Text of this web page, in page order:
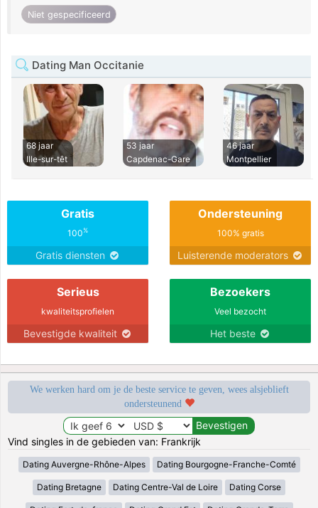
Niet gespecificeerd
Dating Man Occitanie
68 jaar
Ille-sur-têt
53 jaar
Capdenac-Gare
46 jaar
Montpellier
Gratis
100%
Gratis diensten
Ondersteuning
100% gratis
Luisterende moderators
Serieus
kwaliteitsprofielen
Bevestigde kwaliteit
Bezoekers
Veel bezocht
Het beste
We werken hard om je de beste service te geven, wees alsjeblieft
ondersteunend
Vind singles in de gebieden van: Frankrijk
Dating Auvergne-Rhône-Alpes Dating Bourgogne-Franche-Comté
Dating Bretagne Dating Centre-Val de Loire Dating Corse